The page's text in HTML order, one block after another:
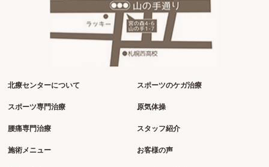
北療センターについて
スポーツ専門治療
腰痛専門治療
施術メニュー
スポーツのケガ治療
原気体操
スタッフ紹介
お客様の声